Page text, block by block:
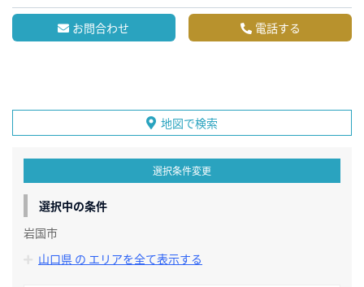
お問合わせ 電話する
地図で検索
選択条件変更
選択中の条件
岩国市
山口県 の エリアを全て表示する